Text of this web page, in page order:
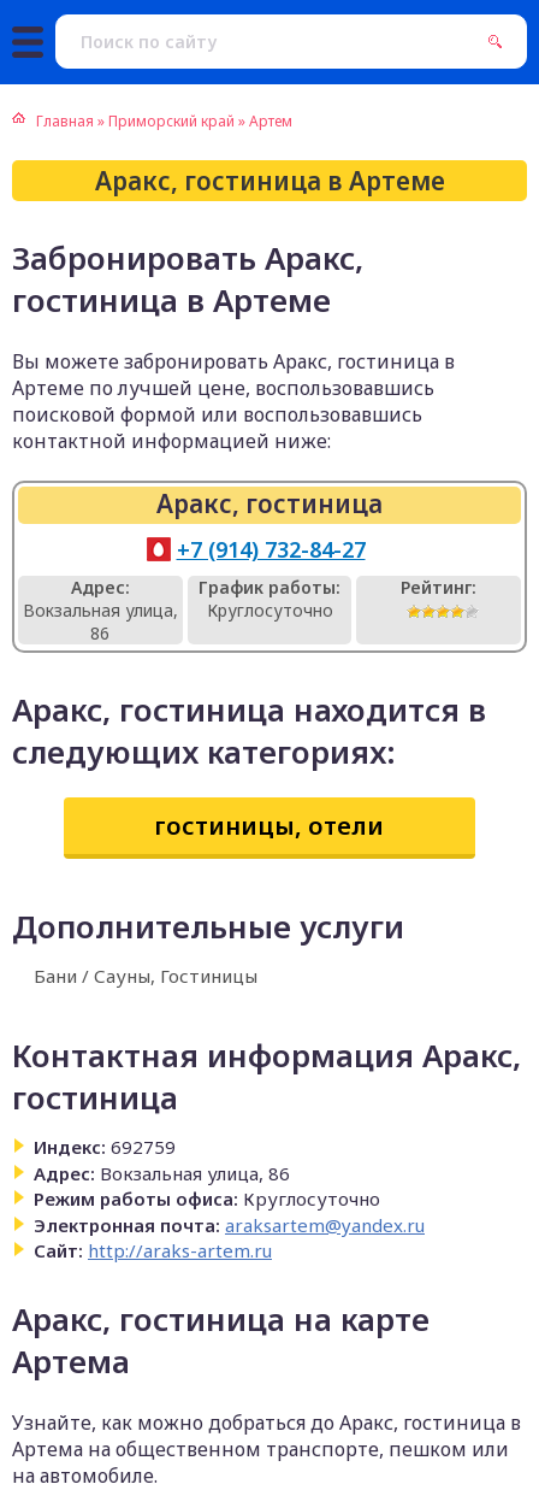
Главная »Приморский край »Артем
Аракс, гостиница в Артеме
Забронировать Аракс,
гостиница в Артеме
Вы можете забронировать Аракс, гостиница в
Артеме по лучшей цене, воспользовавшись
поисковой формой или воспользовавшись
контактной информацией ниже:
Аракс, гостиница
+7 (914) 732-84-27
Адрес:
Вокзальная улица,
86
График работы:
Круглосуточно
Рейтинг:
Аракс, гостиница находится в
следующих категориях:
гостиницы, отели
Дополнительные услуги
Бани / Сауны, Гостиницы
Контактная информация Аракс,
гостиница
Индекс: 692759
Адрес: Вокзальная улица, 86
Режим работы офиса: Круглосуточно
Электронная почта: araksartem@yandex.ru
Сайт: http://araks-artem.ru
Аракс, гостиница на карте
Артема
Узнайте, как можно добраться до Аракс, гостиница в
Артема на общественном транспорте, пешком или
на автомобиле.